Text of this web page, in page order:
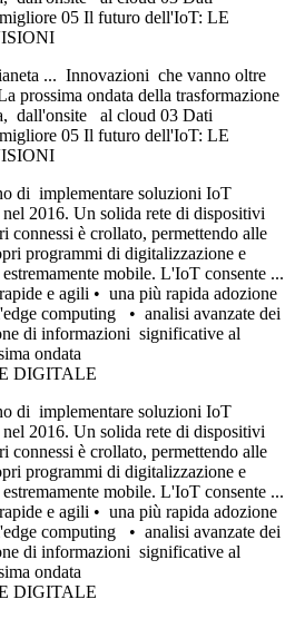
05 Il futuro dell'IoT: LE
... Innovazioni che vanno oltre
prossima ondata della trasformazione
dall'onsite al cloud 03 Dati
05 Il futuro dell'IoT: LE
di implementare soluzioni IoT
2016. Un solida rete di dispositivi
connessi è crollato, permettendo alle
programmi di digitalizzazione e
mobile. L'IoT consente ...
e agili • una più rapida adozione
computing • analisi avanzate dei
di informazioni significative al
ondata
DIGITALE
di implementare soluzioni IoT
2016. Un solida rete di dispositivi
connessi è crollato, permettendo alle
programmi di digitalizzazione e
mobile. L'IoT consente ...
e agili • una più rapida adozione
computing • analisi avanzate dei
di informazioni significative al
ondata
DIGITALE